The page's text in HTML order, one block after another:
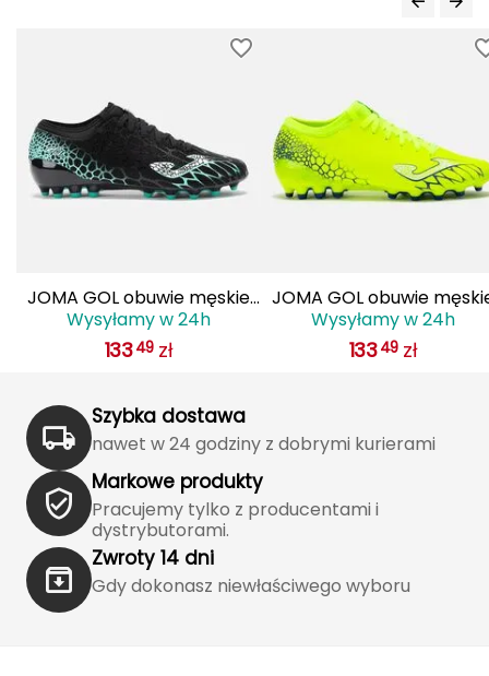
Icestorm
K2
KILLTEC
KONG
Kari Traa
JOMA GOL obuwie męskie
do piłki nożnej lanki
GOLS2501AG czarne
Wysyłamy w 24h
13349 zł
JOMA GOL obuwie
do piłki nożnej lanki
GOLS2509AG żółte
Wysyłamy w 24h
13349 zł
Szybka dostawa
nawet w 24 godziny z dobrymi kurierami
Markowe produkty
Pracujemy tylko z producentami i
dystrybutorami.
Zwroty 14 dni
Gdy dokonasz niewłaściwego wyboru